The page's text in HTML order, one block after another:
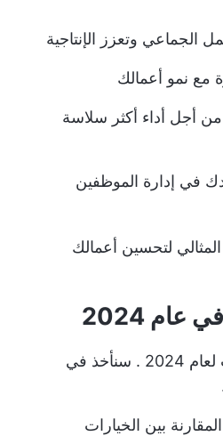
الجماعي وتعزز الإنتاجية
مع نمو أعمالك
أجل أداء أكثر سلاسة
في إدارة الموظفين
لتحسين أعمالك
في القائمة أدناه، نلقي نظرة على أفضل أدوات برمجيات إدارة العمليات لعام 2024 . سنأخذ في
بين الخيارات